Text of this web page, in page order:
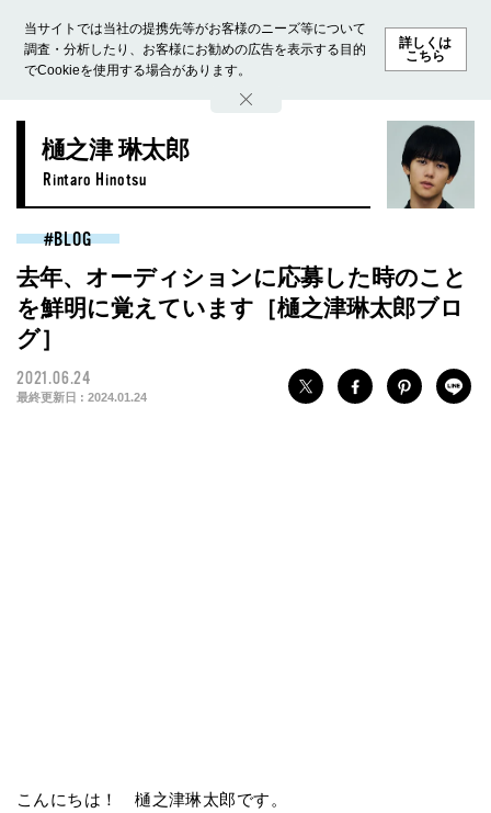
当サイトでは当社の提携先等がお客様のニーズ等について
調査・分析したり、お客様にお勧めの広告を表示する目的
でCookieを使用する場合があります。
詳しくは
こちら
ホーム モデル募集 ランキング ファッション ビューテ
樋之津 琳太郎
Rintaro Hinotsu
BLOG
去年、オーディションに応募した時のこと
を鮮明に覚えています［樋之津琳太郎ブロ
グ］
2021.06.24
最終更新日 : 2024.01.24
こんにちは！ 樋之津琳太郎です。